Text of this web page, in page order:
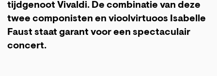
tijdgenoot Vivaldi. De combinatie van deze
twee componisten en vioolvirtuoos Isabelle
Faust staat garant voor een spectaculair
concert.